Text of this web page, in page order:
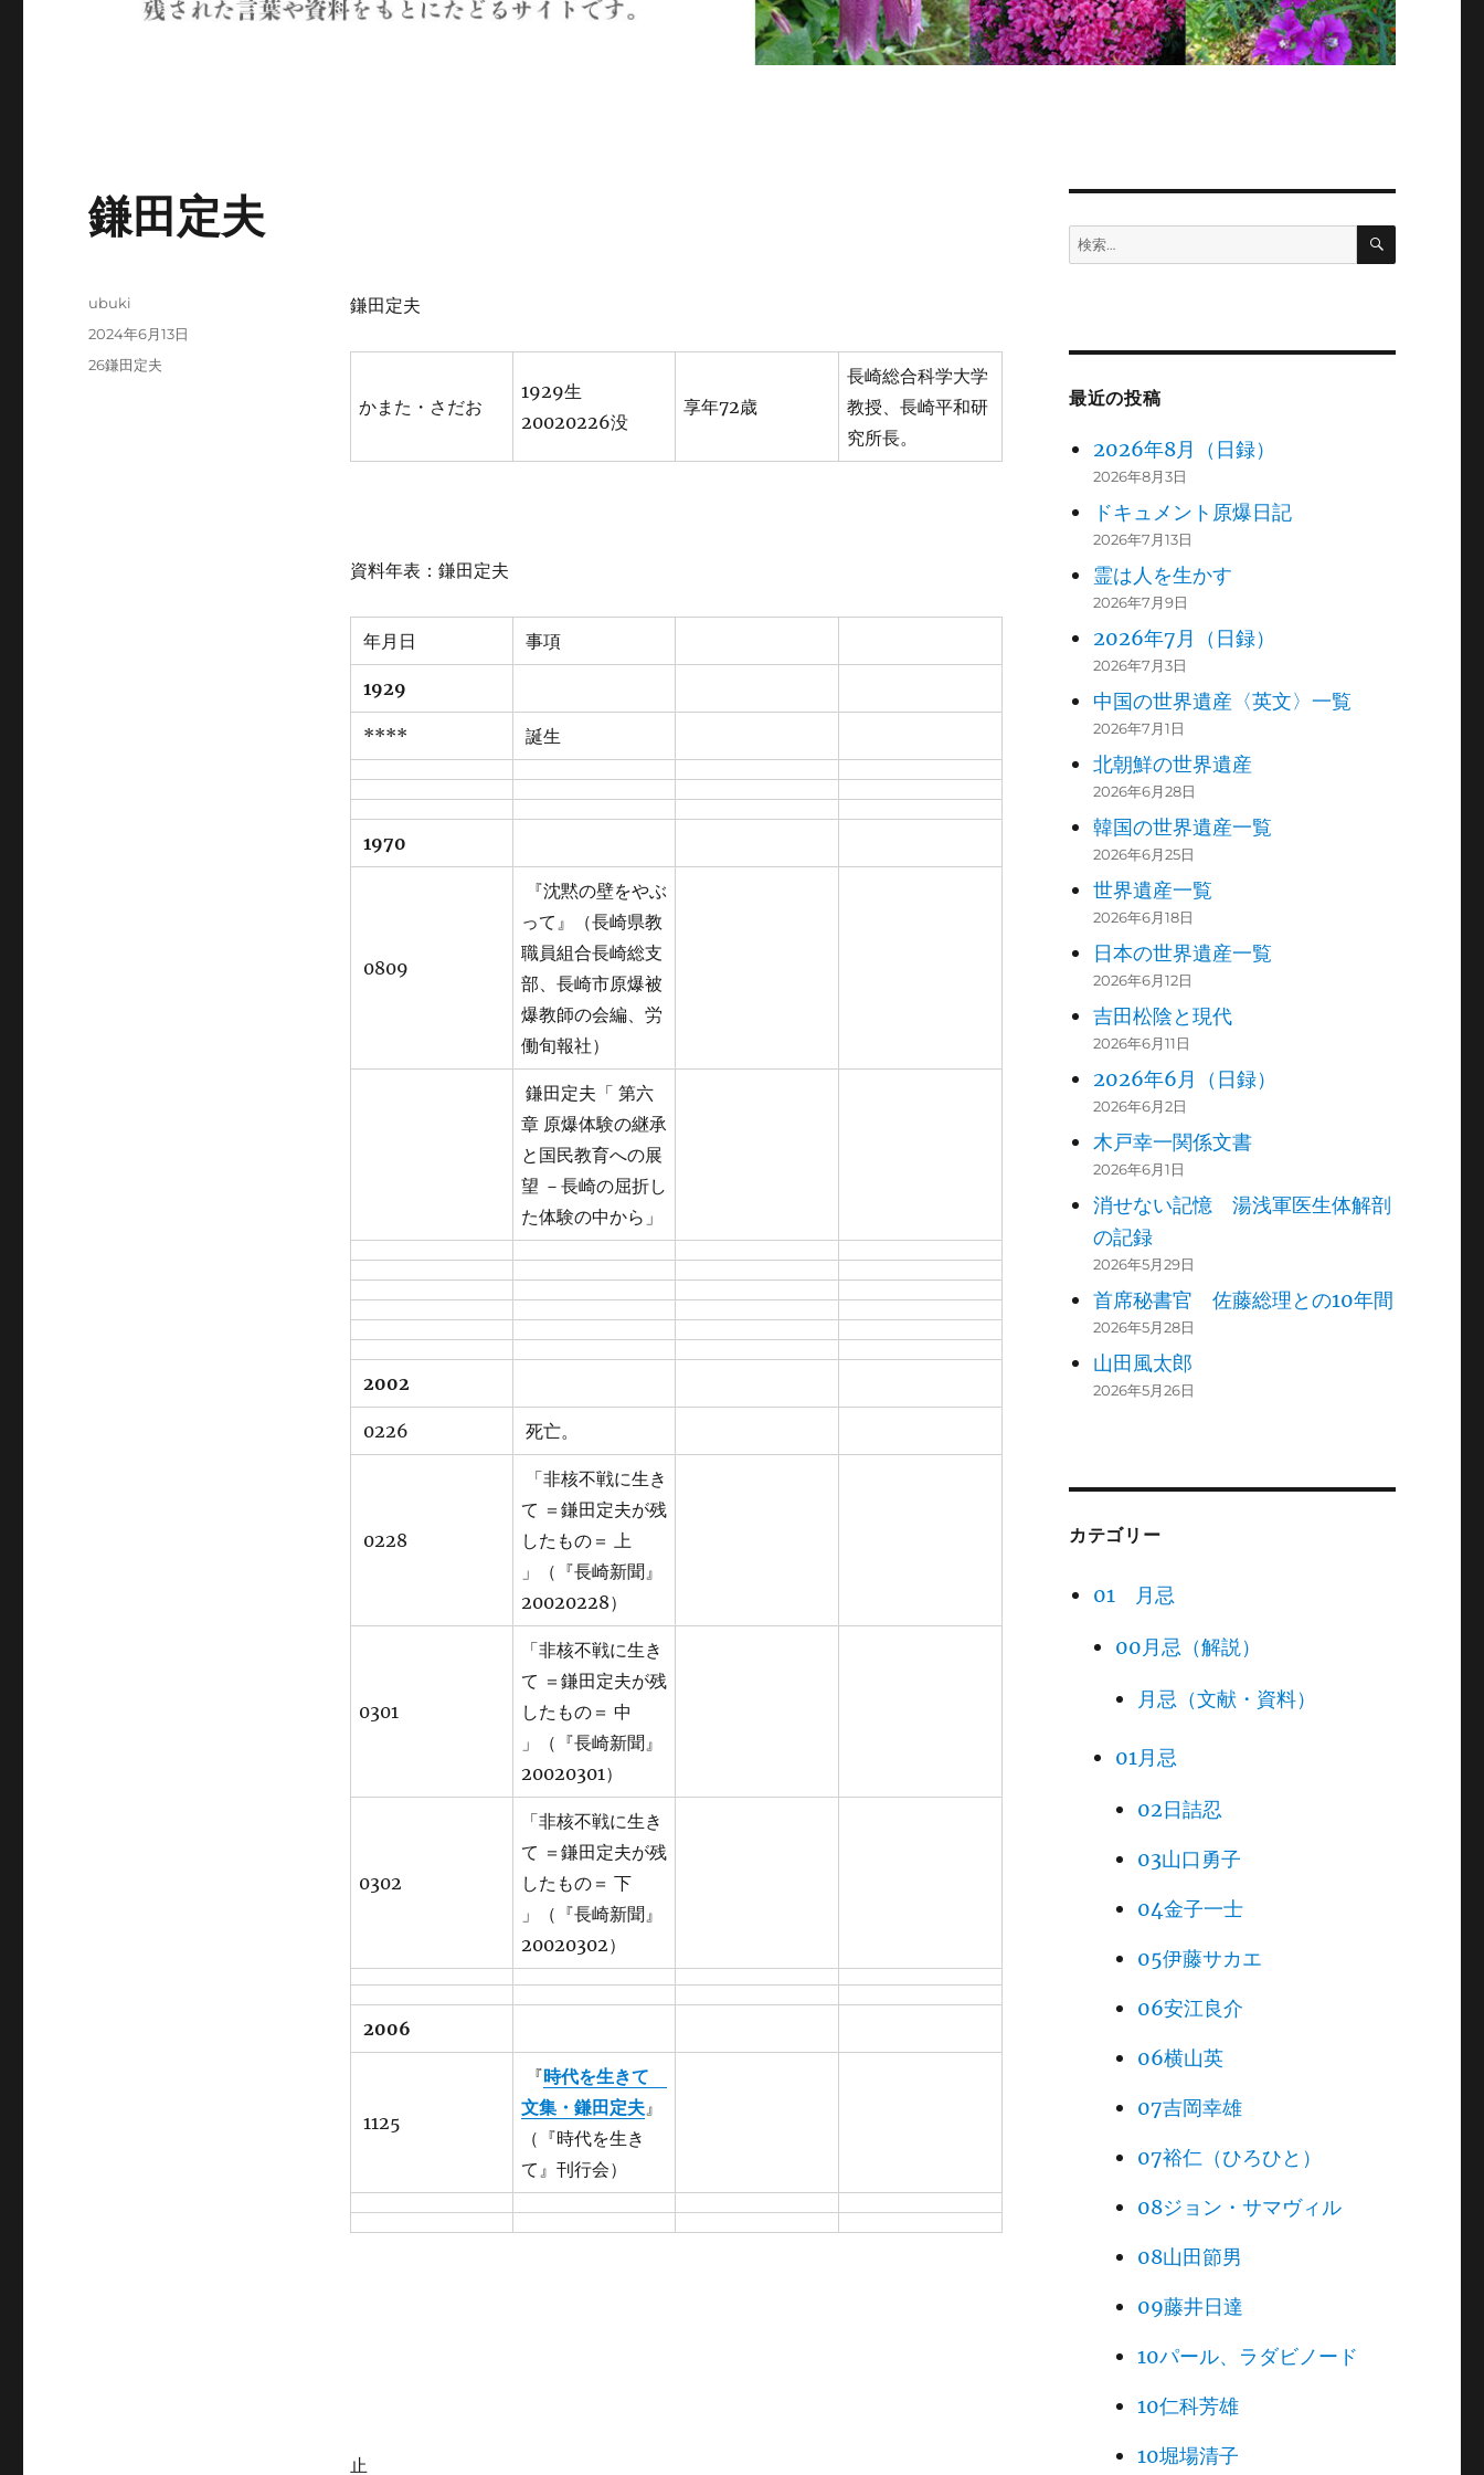
鎌田定夫
鎌田定夫
かまた・さだお
1929生
20020226没
享年72歳
長崎総合科学大学
教授、長崎平和研
究所長。
資料年表：鎌田定夫
年月日 事項
1929
**** 誕生
1970
0809
『沈黙の壁をやぶ
って』（長崎県教
職員組合長崎総支
部、長崎市原爆被
爆教師の会編、労
働旬報社）
鎌田定夫「 第六
章 原爆体験の継承
と国民教育への展
望 －長崎の屈折し
た体験の中から」
2002
0226 死亡。
0228
「非核不戦に生き
て ＝鎌田定夫が残
したもの＝ 上
」（『長崎新聞』
20020228）
0301
「非核不戦に生き
て ＝鎌田定夫が残
したもの＝ 中
」（『長崎新聞』
20020301）
0302
「非核不戦に生き
て ＝鎌田定夫が残
したもの＝ 下
」（『長崎新聞』
20020302）
2006
1125
『時代を生きて
文集・鎌田定夫』
（『時代を生き
て』刊行会）
止
投
ubuki
投
2024年6月13日
カ
26鎌田定夫
検
索:
検
最近の投稿
2026年8月（日録）
2026年8月3日
ドキュメント原爆日記
2026年7月13日
霊は人を生かす
2026年7月9日
2026年7月（日録）
2026年7月3日
中国の世界遺産〈英文〉一覧
2026年7月1日
北朝鮮の世界遺産
2026年6月28日
韓国の世界遺産一覧
2026年6月25日
世界遺産一覧
2026年6月18日
日本の世界遺産一覧
2026年6月12日
吉田松陰と現代
2026年6月11日
2026年6月（日録）
2026年6月2日
木戸幸一関係文書
2026年6月1日
消せない記憶 湯浅軍医生体解剖
の記録
2026年5月29日
首席秘書官 佐藤総理との10年間
2026年5月28日
山田風太郎
2026年5月26日
カテゴリー
01 月忌
00月忌（解説）
月忌（文献・資料）
01月忌
02日詰忍
03山口勇子
04金子一士
05伊藤サカエ
06安江良介
06横山英
07吉岡幸雄
07裕仁（ひろひと）
08ジョン・サマヴィル
08山田節男
09藤井日達
10パール、ラダビノード
10仁科芳雄
10堀場清子